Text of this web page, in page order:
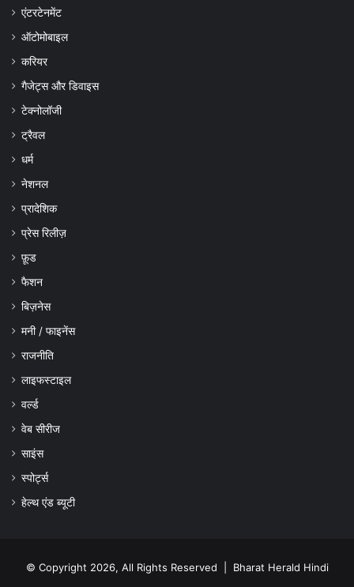
एंटरटेनमेंट
ऑटोमोबाइल
करियर
गैजेट्स और डिवाइस
टेक्नोलॉजी
ट्रैवल
धर्म
नेशनल
प्रादेशिक
प्रेस रिलीज़
फ़ूड
फैशन
बिज़नेस
मनी / फाइनेंस
राजनीति
लाइफस्टाइल
वर्ल्ड
वेब सीरीज
साइंस
स्पोर्ट्स
हेल्थ एंड ब्यूटी
© Copyright 2026, All Rights Reserved | Bharat Herald Hindi